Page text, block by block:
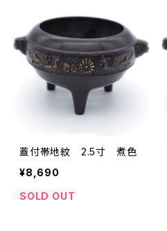
蓋付帯地紋 2.5寸 煮色
¥8,690
SOLD OUT